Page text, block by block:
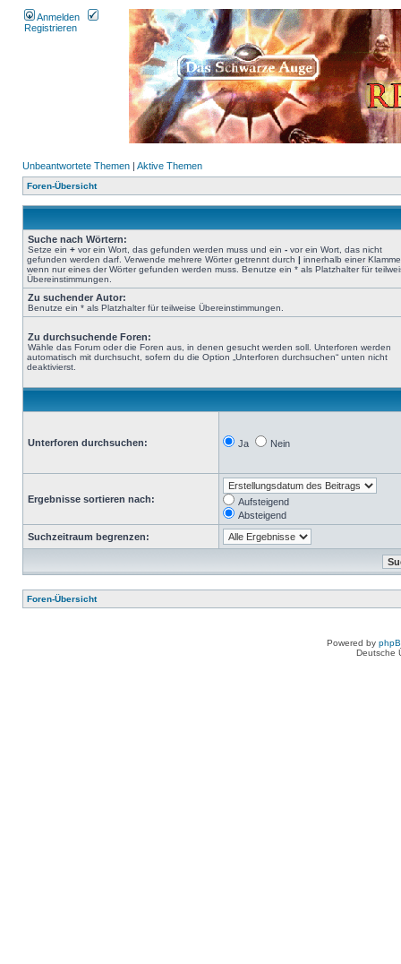
Anmelden
Registrieren
Unbeantwortete Themen | Aktive Themen
Foren-Übersicht
Suche nach Wörtern:
Setze ein + vor ein Wort, das gefunden werden muss und ein - vor ein Wort, das nicht
gefunden werden darf. Verwende mehrere Wörter getrennt durch | innerhalb einer
wenn nur eines der Wörter gefunden werden muss. Benutze ein * als Platzhalter für
Übereinstimmungen.
Zu suchender Autor:
Benutze ein * als Platzhalter für teilweise Übereinstimmungen.
Zu durchsuchende Foren:
Wähle das Forum oder die Foren aus, in denen gesucht werden soll. Unterforen werden
automatisch mit durchsucht, sofern du die Option „Unterforen durchsuchen“ unten nicht
deaktivierst.
Unterforen durchsuchen: Ja Nein
Ergebnisse sortieren nach:
Aufsteigend
Absteigend
Suchzeitraum begrenzen:
Foren-Übersicht
Powered by
Deutsche